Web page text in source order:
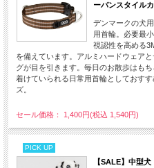
ーバンスタイル
デンマークの犬
用首輪。必要最
視認性を高める
を備えています。アルミハードウェア
グが目を引きます。毎日のお散歩はも
着けていられる日常用首輪としておす
ズ。
セール価格： 1,400円(税込 1,540円)
PICK UP
【SALE】中型